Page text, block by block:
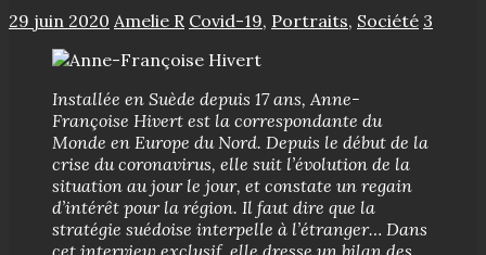
29 juin 2020 Amelie R Covid-19, Portraits, Société 3
Installée en Suède depuis 17 ans, Anne-
Françoise Hivert est la correspondante du
Monde en Europe du Nord. Depuis le début de la
crise du coronavirus, elle suit l’évolution de la
situation au jour le jour, et constate un regain
d’intérêt pour la région. Il faut dire que la
stratégie suédoise interpelle à l’étranger… Dans